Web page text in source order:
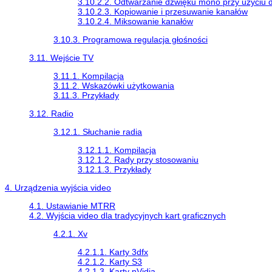
3.10.2.3. Kopiowanie i przesuwanie kanałów
3.10.2.4. Miksowanie kanałów
3.10.3. Programowa regulacja głośności
3.11. Wejście TV
3.11.1. Kompilacja
3.11.2. Wskazówki użytkowania
3.11.3. Przykłady
3.12. Radio
3.12.1. Słuchanie radia
3.12.1.1. Kompilacja
3.12.1.2. Rady przy stosowaniu
3.12.1.3. Przykłady
4. Urządzenia wyjścia video
4.1. Ustawianie MTRR
4.2. Wyjścia video dla tradycyjnych kart graficznych
4.2.1. Xv
4.2.1.1. Karty 3dfx
4.2.1.2. Karty S3